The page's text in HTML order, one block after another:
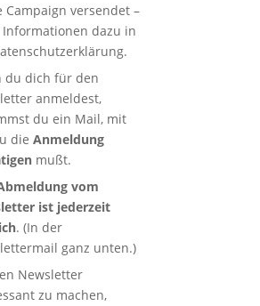
Campaign versendet –
dazu in
.
du dich für den
anmeldest,
du ein Mail, mit
dieAnmeldung
mußt.
vom
ist jederzeit
. (In der
ganz unten.)
Newsletter
zu machen,